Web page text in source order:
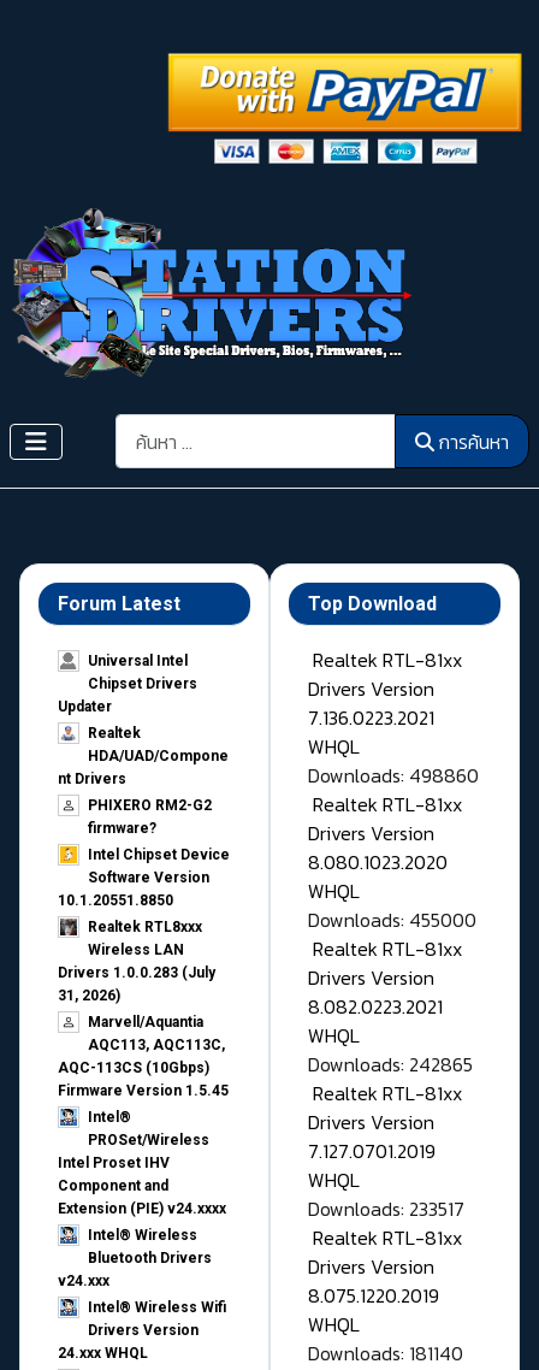
การค้นหา การค้นหา
Forum Latest
Universal Intel
Chipset Drivers
Updater​
Realtek
HDA/UAD/Compone
nt Drivers
PHIXERO RM2-G2
firmware?
Intel Chipset Device
Software Version
10.1.20551.8850
Realtek RTL8xxx
Wireless LAN
Drivers 1.0.0.283 (July
31, 2026)
Marvell/Aquantia
AQC113, AQC113C,
AQC-113CS (10Gbps)
Firmware Version 1.5.45
Intel®
PROSet/Wireless
Intel Proset IHV
Component and
Extension (PIE) v24.xxxx
Intel® Wireless
Bluetooth Drivers
v24.xxx
Intel® Wireless Wifi
Drivers Version
24.xxx WHQL
Top Download
Realtek RTL-81xx
Drivers Version
7.136.0223.2021
WHQL
Downloads: 498860
Realtek RTL-81xx
Drivers Version
8.080.1023.2020
WHQL
Downloads: 455000
Realtek RTL-81xx
Drivers Version
8.082.0223.2021
WHQL
Downloads: 242865
Realtek RTL-81xx
Drivers Version
7.127.0701.2019
WHQL
Downloads: 233517
Realtek RTL-81xx
Drivers Version
8.075.1220.2019
WHQL
Downloads: 181140